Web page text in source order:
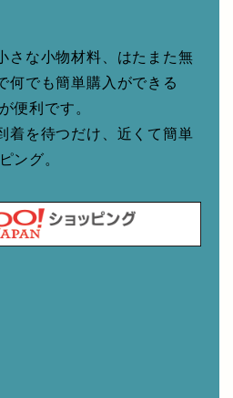
さな小物材料、はたまた無
何でも簡単購入ができる
便利です。
着を待つだけ、近くて簡単
ング。